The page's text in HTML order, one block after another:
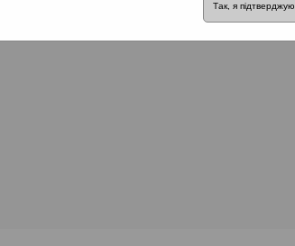
Так, я підтверджую.